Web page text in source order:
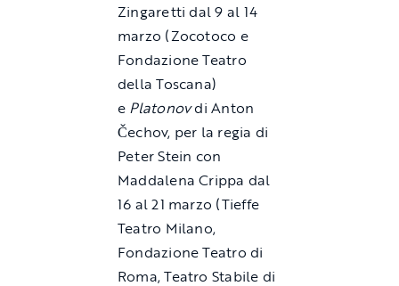
Zingaretti dal 9 al 14
marzo (Zocotoco e
Fondazione Teatro
della Toscana)
e Platonovdi Anton
Čechov, per la regia di
Peter Stein con
Maddalena Crippa dal
16 al 21 marzo (Tieffe
Teatro Milano,
Fondazione Teatro di
Roma, Teatro Stabile di